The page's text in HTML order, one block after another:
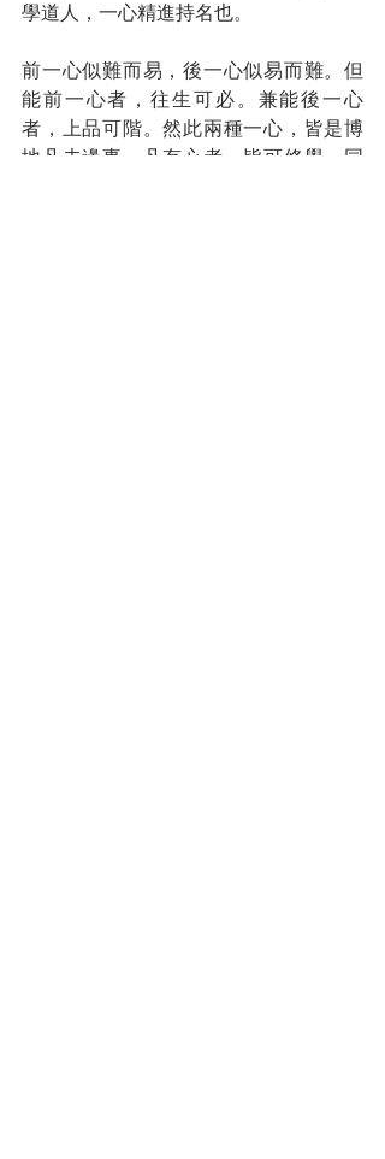
學道人，一心精進持名也。
前一心似難而易，後一心似易而難。但
能前一心者，往生可必。兼能後一心
者，上品可階。然此兩種一心，皆是博
地凡夫邊事。凡有心者，皆可修學。同